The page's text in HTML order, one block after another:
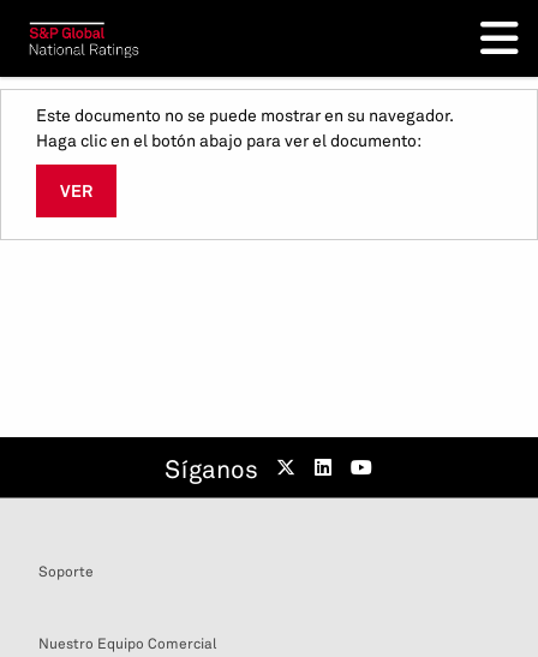
Este documento no se puede mostrar en su navegador.
Haga clic en el botón abajo para ver el documento:
VER
Síganos
Soporte
Nuestro Equipo Comercial